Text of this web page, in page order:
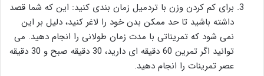
برای کم کردن وزن با تردمیل زمان بندی کنید: این که شما قصد
داشته باشید تا حد ممکن بدن خود را لاغر کنید، دلیل بر این
نمی شود که تمریناتی با مدت زمان طولانی را انجام دهید. می
توانید اگر تمرین 60 دقیقه ای دارید، 30 دقیقه صبح و 30 دقیقه
عصر تمرینات را انجام دهید.